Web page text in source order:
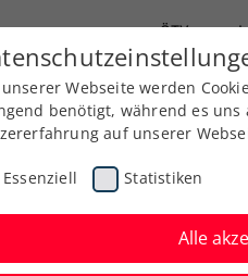
ÖTV
Ausbildung Services
Webseite werden
benötigt, während es
auf unserer
Essenziell Statistiken
Alle